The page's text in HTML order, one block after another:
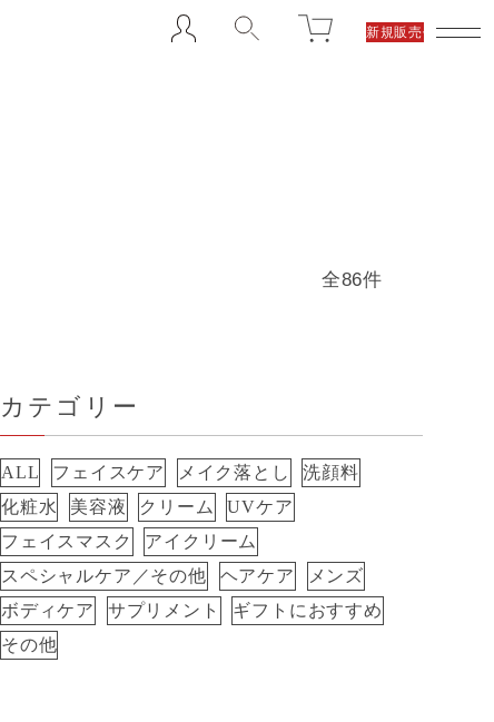
新規販売代理店募集
全86件
カテゴリー
ALL フェイスケア メイク落とし
洗顔料
化粧水
美容液 クリーム
UVケア
フェイスマスク
アイクリーム
スペシャルケア／その他
ヘアケア
メンズ
ボディケア
サプリメント
ギフトにおすすめ
その他